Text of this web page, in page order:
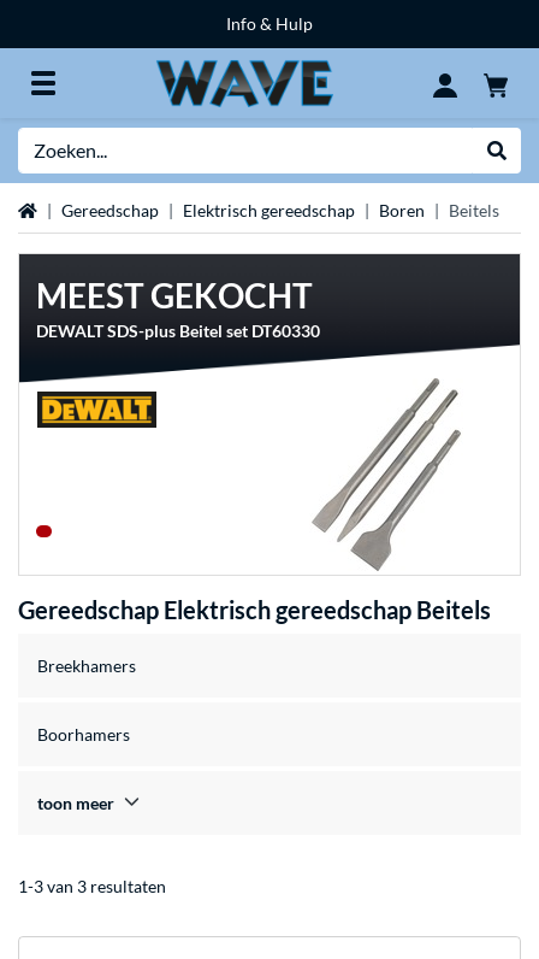
Info & Hulp
HomeGereedschap Elektrisch gereedschap Boren Beitels
MEEST GEKOCHT
DEWALT SDS-plus Beitel set DT60330
Gereedschap Elektrisch gereedschap Beitels
Breekhamers
Boorhamers
toon meer
1-3 van 3 resultaten